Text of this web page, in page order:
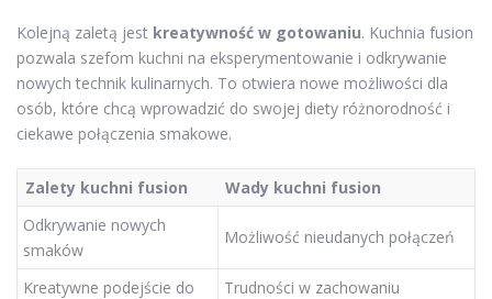
Kolejną zaletą jest kreatywność w gotowaniu. Kuchnia fusion
pozwala szefom kuchni na eksperymentowanie i odkrywanie
nowych technik kulinarnych. To otwiera nowe możliwości dla
osób, które chcą wprowadzić do swojej diety różnorodność i
ciekawe połączenia smakowe.
Zalety kuchni fusion
Wady kuchni fusion
Odkrywanie nowych
smaków
Możliwość nieudanych połączeń
Kreatywne podejście do
Trudności w zachowaniu